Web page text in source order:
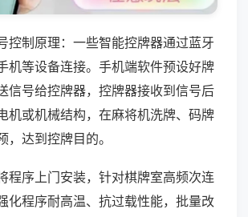
控制原理：一些智能控牌器通过蓝牙
机等设备连接。手机端软件预设好牌
信号给控牌器，控牌器接收到信号后
机或机械结构，在麻将机洗牌、码牌
，达到控牌目的。
程序上门安装，针对棋牌室高频次连
化程序耐高温、抗过载性能，批量改